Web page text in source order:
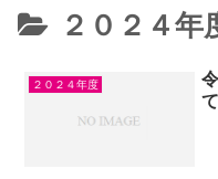
２０２４年
２０２４年度
て